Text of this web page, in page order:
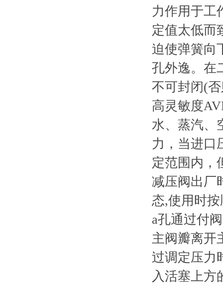
力作用于工
定值太低而
迫使弹簧向
孔外逸。在
不可封闭(
高灵敏度
水、蒸汽、
力，当进口
定范围内，
减压阀出厂
态,使用时
a孔通过付
主阀瓣离开
过调定压力
入活塞上方